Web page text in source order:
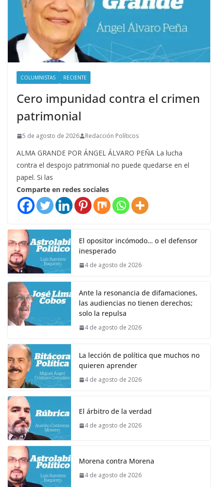
COLUMNISTAS RECIENTE
Cero impunidad contra el crimen
patrimonial
5 de agosto de 2026 Redacción Políticos
ALMA GRANDE POR ÁNGEL ÁLVARO PEÑA La lucha
contra el despojo patrimonial no puede quedarse en el
papel. Si las
Comparte en redes sociales
El opositor incómodo… o el defensor
inesperado
4 de agosto de 2026
Ante la resonancia de difamaciones,
las audiencias no tienen derechos;
solo la repulsa
4 de agosto de 2026
La lección de política que muchos no
quieren aprender
4 de agosto de 2026
El árbitro de la verdad
4 de agosto de 2026
Morena contra Morena
4 de agosto de 2026